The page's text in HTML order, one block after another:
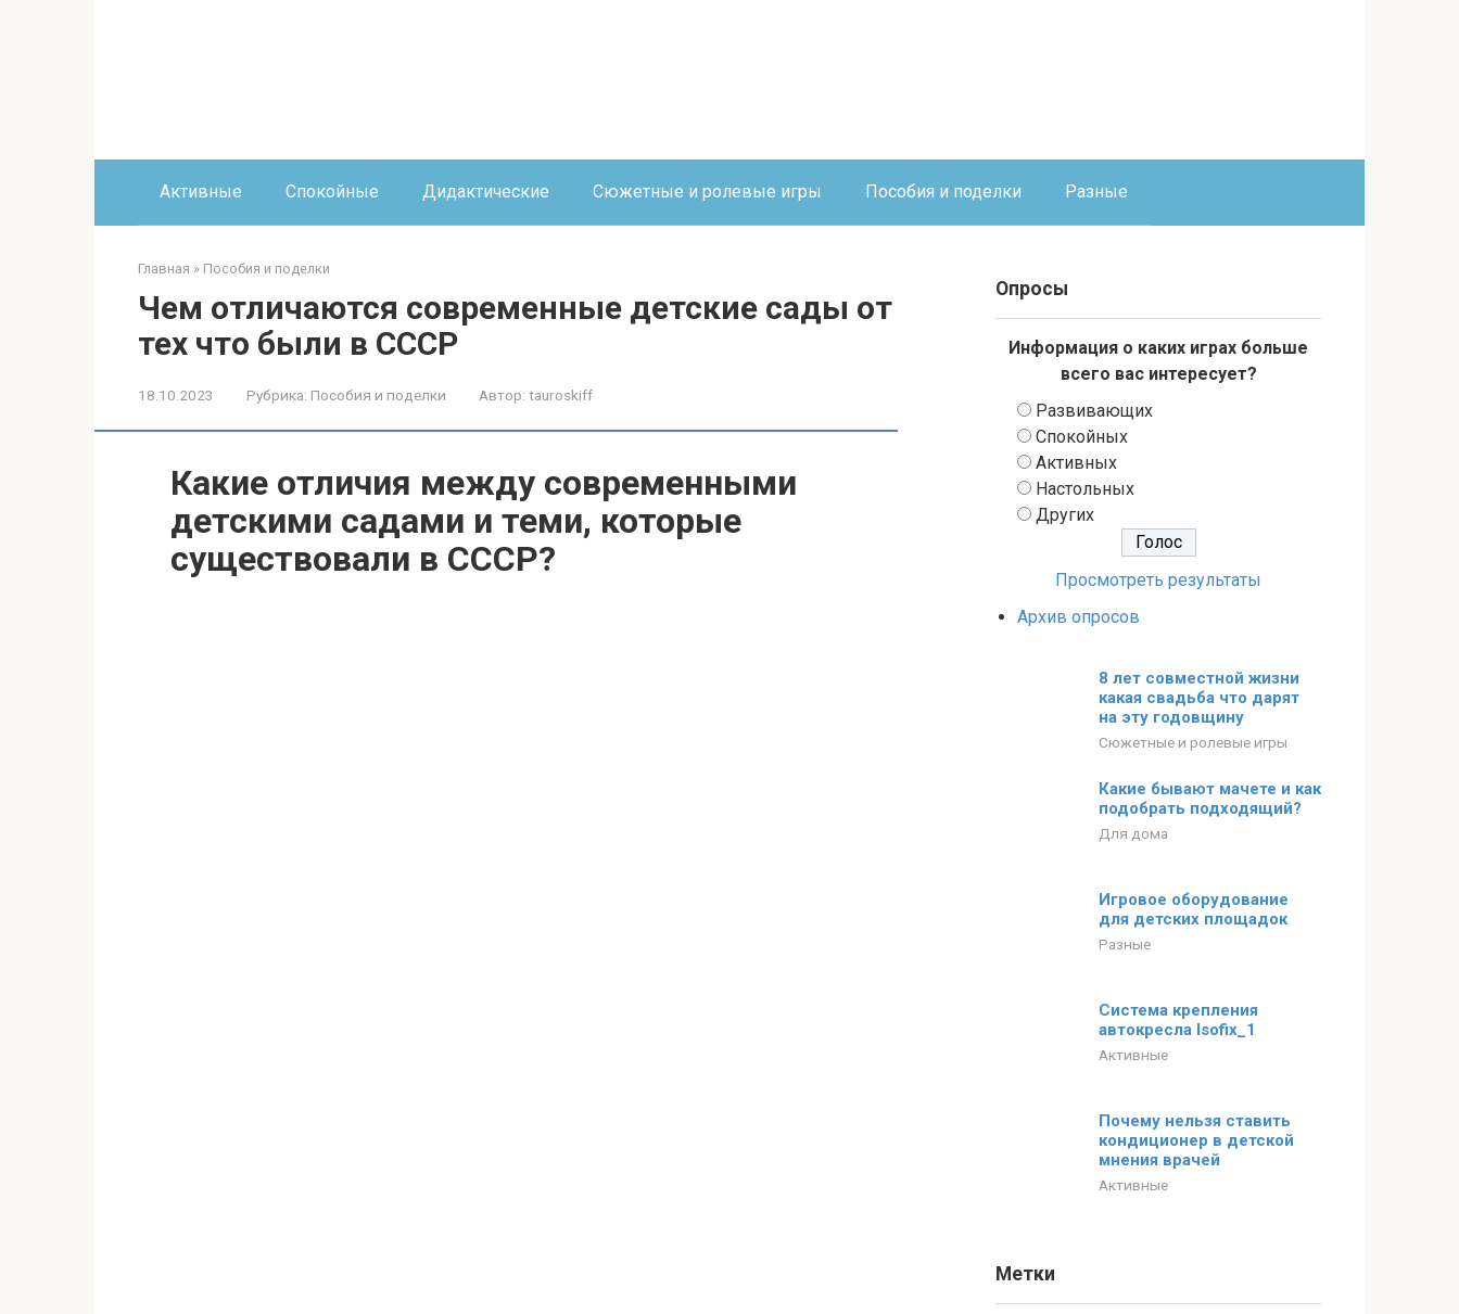
Активные Спокойные Дидактические Сюжетные и ролевые игры Пособия и поделки Разные
Главная » Пособия и поделки
Чем отличаются современные детские сады от
тех что были в СССР
18.10.2023 Рубрика: Пособия и поделки Автор: tauroskiff
Какие отличия между современными
детскими садами и теми, которые
существовали в СССР?
Опросы
Информация о каких играх больше
всего вас интересует?
Развивающих
Спокойных
Активных
Настольных
Других
Просмотреть результаты
Архив опросов
8 лет совместной жизни
какая свадьба что дарят
на эту годовщину
Сюжетные и ролевые игры
Какие бывают мачете и как
подобрать подходящий?
Для дома
Игровое оборудование
для детских площадок
Разные
Система крепления
автокресла Isofix_1
Активные
Почему нельзя ставить
кондиционер в детской
мнения врачей
Активные
Метки